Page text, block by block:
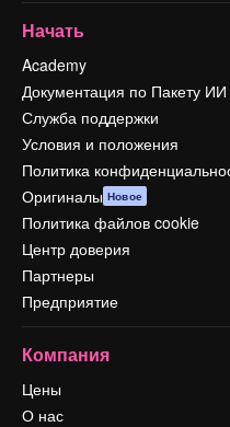
Начать
Academy
Документация по Пакету ИИ
Служба поддержки
Условия и положения
Политика
Оригиналы Новое
Политика файлов cookie
Центр доверия
Партнеры
Предприятие
Компания
Цены
О нас